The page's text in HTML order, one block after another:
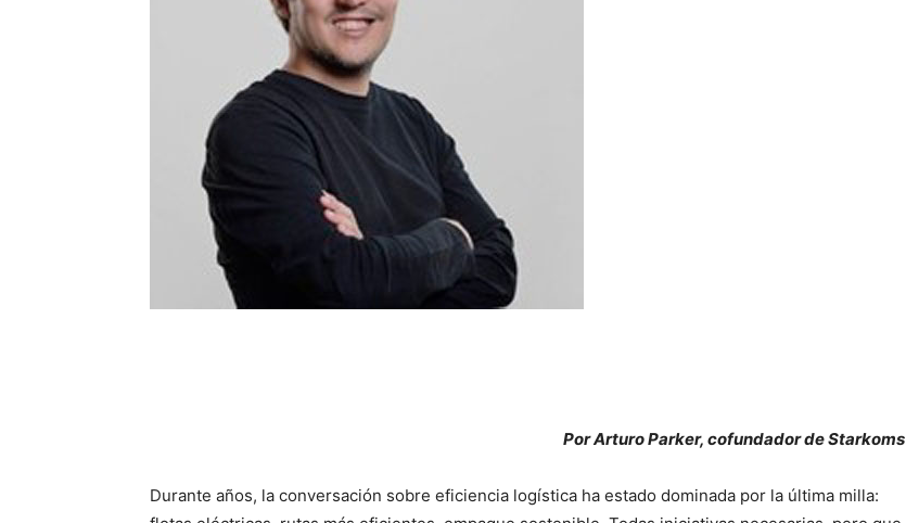
Por Arturo Parker, cofundador de Starkoms
Durante años, la conversación sobre eficiencia logística ha estado dominada por la última milla: